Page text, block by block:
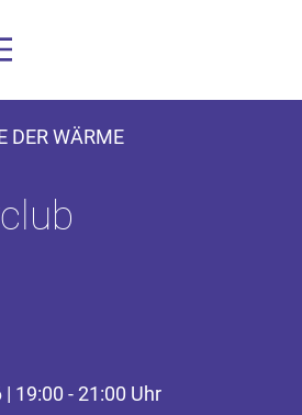
DER WÄRME
19:00 - 21:00 Uhr